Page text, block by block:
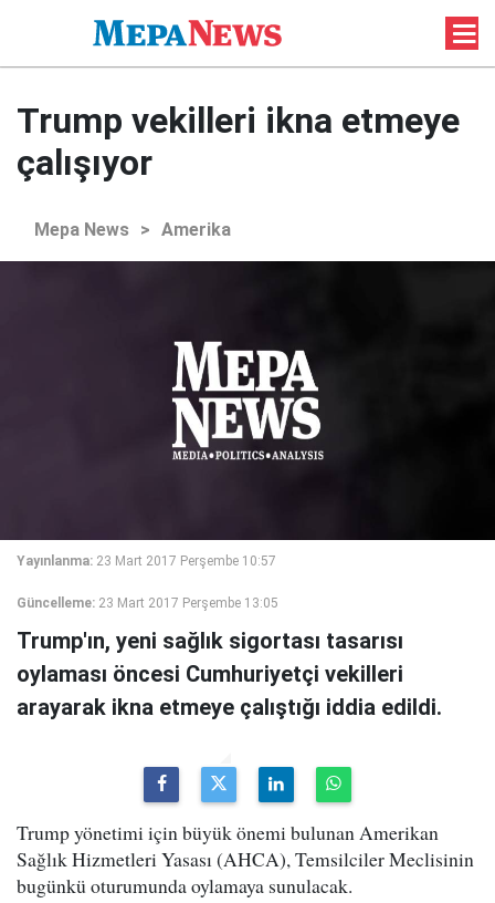
Trump vekilleri ikna etmeye
çalışıyor
Mepa News > Amerika
Yayınlanma: 23 Mart 2017 Perşembe 10:57
Güncelleme: 23 Mart 2017 Perşembe 13:05
Trump'ın, yeni sağlık sigortası tasarısı
oylaması öncesi Cumhuriyetçi vekilleri
arayarak ikna etmeye çalıştığı iddia edildi.
Trump yönetimi için büyük önemi bulunan Amerikan
Sağlık Hizmetleri Yasası (AHCA), Temsilciler Meclisinin
bugünkü oturumunda oylamaya sunulacak.